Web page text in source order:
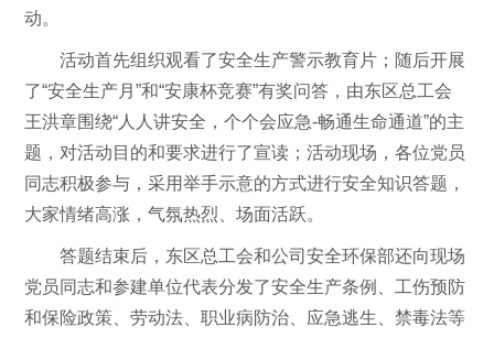
动。
活动首先组织观看了安全生产警示教育片；随后开展
了“安全生产月”和“安康杯竞赛”有奖问答，由东区总工会
王洪章围绕“人人讲安全，个个会应急-畅通生命通道”的主
题，对活动目的和要求进行了宣读；活动现场，各位党员
同志积极参与，采用举手示意的方式进行安全知识答题，
大家情绪高涨，气氛热烈、场面活跃。
答题结束后，东区总工会和公司安全环保部还向现场
党员同志和参建单位代表分发了安全生产条例、工伤预防
和保险政策、劳动法、职业病防治、应急逃生、禁毒法等